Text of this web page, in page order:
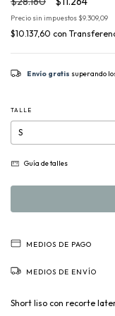
Precio sin impuestos $9.309,09
$10.137,60 con
Envío gratis superando
TALLE
Guía de talles
MEDIOS DE PAGO
MEDIOS DE ENVÍO
Short liso con recorte